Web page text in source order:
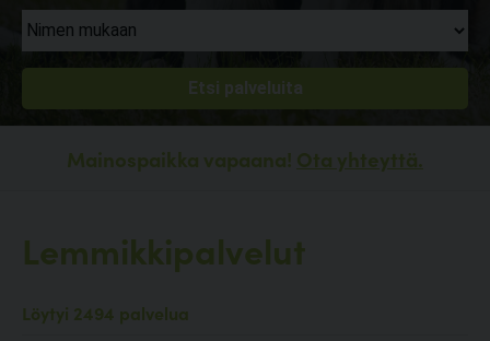
Mainospaikka vapaana! Ota yhteyttä.
Lemmikkipalvelut
Löytyi 2494 palvelua